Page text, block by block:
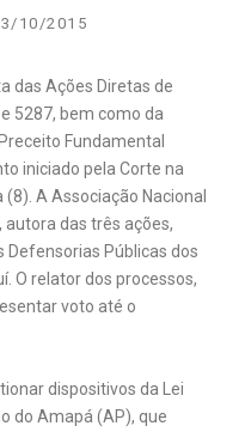
10/2015
das Ações Diretas de
5287, bem como da
Fundamental
iniciado pela Corte na
A Associação Nacional
das três ações,
Defensorias Públicas dos
O relator dos processos,
voto até o
dispositivos da Lei
do Amapá (AP), que